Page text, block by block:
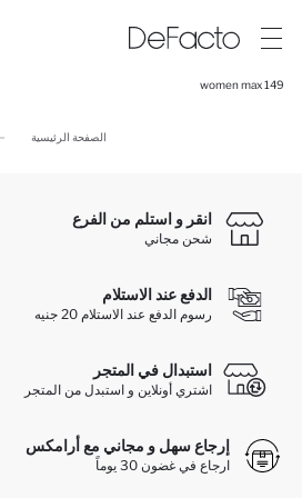
women max 149
الصفحة الرئيسية
انقر و استلم من الفرع
شحن مجاني
الدفع عند الاستلام
رسوم الدفع عند الاستلام 20 جنيه
استبدال في المتجر
اشتري أونلاين و استبدل من المتجر
إرجاع سهل و مجاني مع أرامكس
ارجاع في غضون 30 يوماً